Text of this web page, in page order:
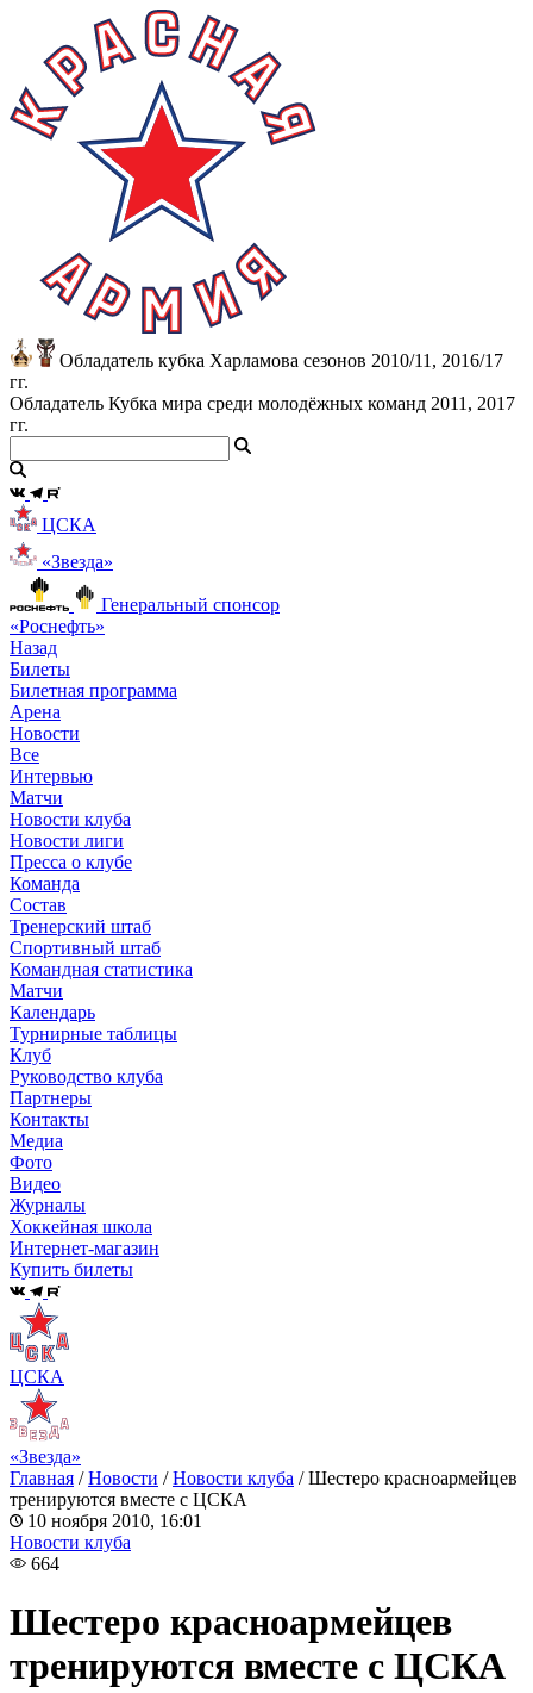
Обладатель кубка Харламова сезонов 2010/11, 2016/17
гг.
Обладатель Кубка мира среди молодёжных команд 2011, 2017
гг.
ЦСКА
«Звезда»
Генеральный спонсор
«Роснефть»
Назад
Билеты
Билетная программа
Арена
Новости
Все
Интервью
Матчи
Новости клуба
Новости лиги
Пресса о клубе
Команда
Состав
Тренерский штаб
Спортивный штаб
Командная статистика
Матчи
Календарь
Турнирные таблицы
Клуб
Руководство клуба
Партнеры
Контакты
Медиа
Фото
Видео
Журналы
Хоккейная школа
Интернет-магазин
Купить билеты
ЦСКА
«Звезда»
Главная /Новости /Новости клуба /Шестеро красноармейцев
тренируются вместе с ЦСКА
10 ноября 2010, 16:01
Новости клуба
664
Шестеро красноармейцев
тренируются вместе с ЦСКА